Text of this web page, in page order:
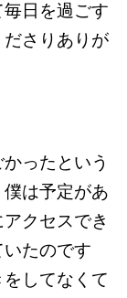
日を過ごす
さりありが
ったという
は予定があ
クセスでき
たのです
してなくて